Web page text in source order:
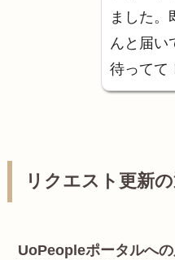
ました。
んと届い
待ってて
リクエスト更新
UoPeopleポータルへ